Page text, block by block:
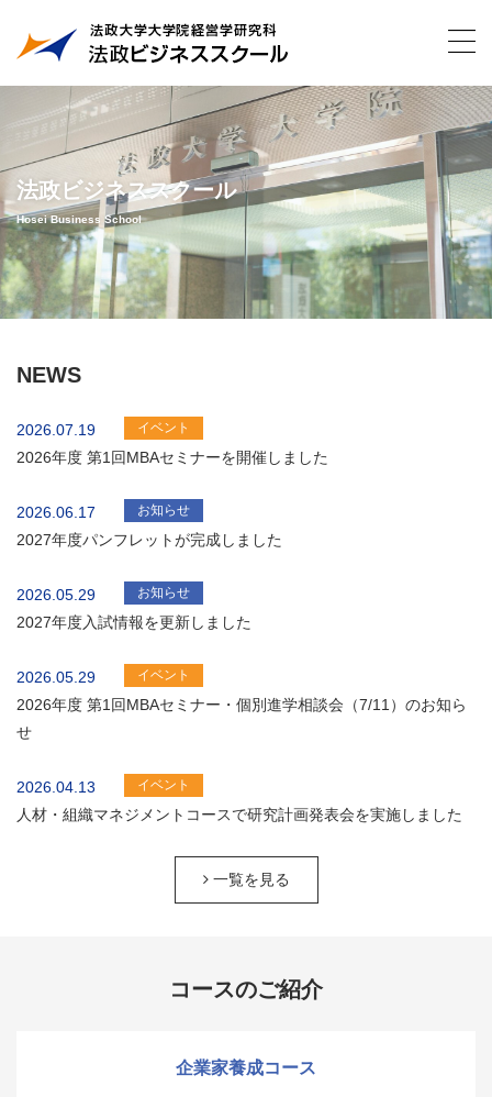
法政ビジネススクール
Hosei Business School
NEWS
2026.07.19 イベント
2026年度 第1回MBAセミナーを開催しました
2026.06.17 お知らせ
2027年度パンフレットが完成しました
2026.05.29 お知らせ
2027年度入試情報を更新しました
2026.05.29 イベント
2026年度 第1回MBAセミナー・個別進学相談会（7/11）のお知ら
せ
2026.04.13 イベント
人材・組織マネジメントコースで研究計画発表会を実施しました
一覧を見る
コースのご紹介
企業家養成コース